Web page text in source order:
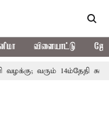
விளையாட்டு
வரும் 14ம்தேதி